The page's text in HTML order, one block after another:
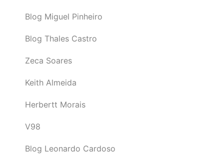
Blog Miguel Pinheiro
Blog Thales Castro
Zeca Soares
Keith Almeida
Herbertt Morais
V98
Blog Leonardo Cardoso